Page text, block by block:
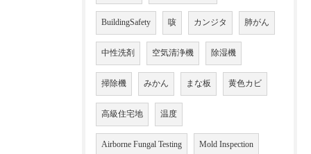
BuildingSafety 咳 カンジタ 肺がん
中性洗剤 空気清浄機 除湿機
掃除機 みかん まな板 黄色カビ
高級住宅地 温度
Airborne Fungal Testing Mold Inspection